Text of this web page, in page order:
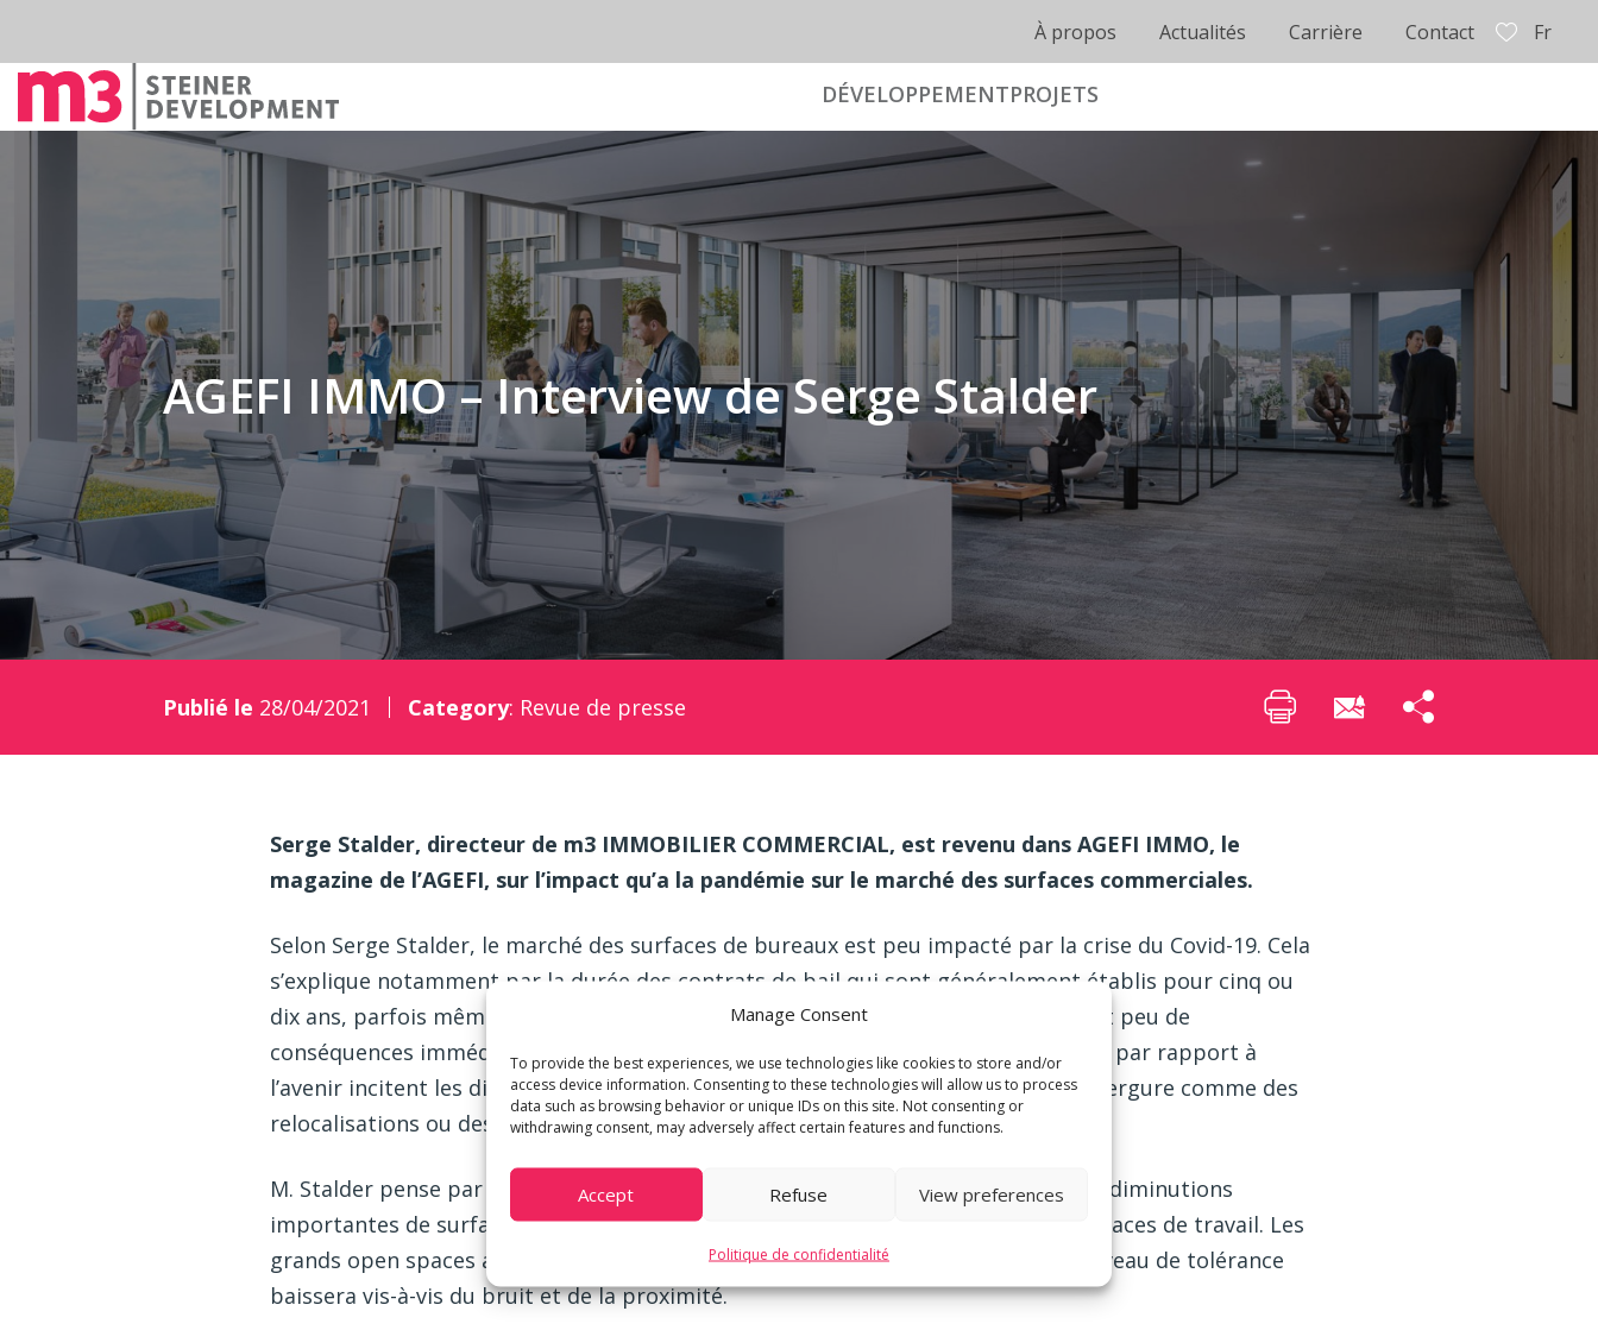
Manage Consent
To provide the best experiences, we use technologies like cookies to store and/or
access device information. Consenting to these technologies will allow us to process
data such as browsing behavior or unique IDs on this site. Not consenting or
withdrawing consent, may adversely affect certain features and functions.
Accept Refuse View preferences
Politique de confidentialité
À propos Actualités Carrière Contact Fr
DÉVELOPPEMENTPROJETS
AGEFI IMMO – Interview de Serge Stalder
Publié le 28/04/2021 Category: Revue de presse
Serge Stalder, directeur de m3 IMMOBILIER COMMERCIAL, est revenu dans AGEFI IMMO, le
magazine de l’AGEFI, sur l’impact qu’a la pandémie sur le marché des surfaces commerciales.
Selon Serge Stalder, le marché des surfaces de bureaux est peu impacté par la crise du Covid-19. Cela
s’explique notamment par la durée des contrats de bail qui sont généralement établis pour cinq ou
dix ans, parfois même vingt ans. Dans un tel contexte, la pandémie a relativement peu de
conséquences immédiates sur le marché des bureaux. Par contre, les incertitudes par rapport à
l’avenir incitent les dirigeants d’entreprises à mettre en attente des projets d’envergure comme des
relocalisations ou des regroupements sur un même site.
M. Stalder pense par ailleurs que le recours au télétravail ne va pas entraîner des diminutions
importantes de surfaces. On s’oriente plutôt vers une nouvelle géométrie des espaces de travail. Les
grands open spaces avec de nombreux collaborateurs seront plus rares, car le niveau de tolérance
baissera vis-à-vis du bruit et de la proximité.